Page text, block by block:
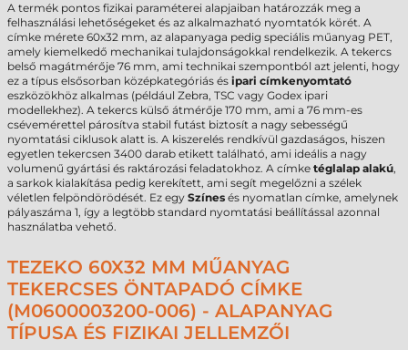
A termék pontos fizikai paraméterei alapjaiban határozzák meg a
felhasználási lehetőségeket és az alkalmazható nyomtatók körét. A
címke mérete 60x32 mm, az alapanyaga pedig speciális műanyag PET,
amely kiemelkedő mechanikai tulajdonságokkal rendelkezik. A tekercs
belső magátmérője 76 mm, ami technikai szempontból azt jelenti, hogy
ez a típus elsősorban középkategóriás és ipari címkenyomtató
eszközökhöz alkalmas (például Zebra, TSC vagy Godex ipari
modellekhez). A tekercs külső átmérője 170 mm, ami a 76 mm-es
csévemérettel párosítva stabil futást biztosít a nagy sebességű
nyomtatási ciklusok alatt is. A kiszerelés rendkívül gazdaságos, hiszen
egyetlen tekercsen 3400 darab etikett található, ami ideális a nagy
volumenű gyártási és raktározási feladatokhoz. A címke téglalap alakú,
a sarkok kialakítása pedig kerekített, ami segít megelőzni a szélek
véletlen felpöndörödését. Ez egy Színes és nyomatlan címke, amelynek
pályaszáma 1, így a legtöbb standard nyomtatási beállítással azonnal
használatba vehető.
TEZEKO 60X32 MM MŰANYAG
TEKERCSES ÖNTAPADÓ CÍMKE
(M0600003200-006) - ALAPANYAG
TÍPUSA ÉS FIZIKAI JELLEMZŐI